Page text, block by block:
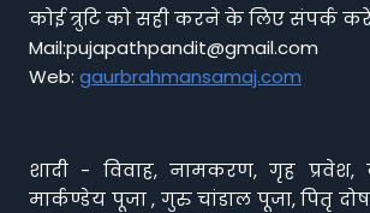
कोई त्रुटि को सही करने के लिए संपर्क
Mail:pujapathpandit@gmail.com
Web: gaurbrahmansamaj.com
शादी - विवाह, नामकरण, गृह प्रवेश,
मार्कण्डेय पूजा , गुरु चांडाल पूजा, पितृ